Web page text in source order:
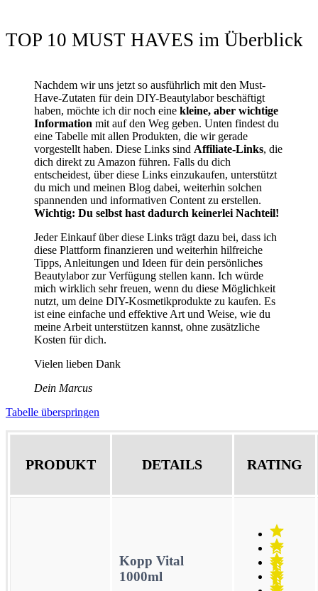
TOP 10 MUST HAVES im Überblick
Nachdem wir uns jetzt so ausführlich mit den Must-
Have-Zutaten für dein DIY-Beautylabor beschäftigt
haben, möchte ich dir noch eine kleine, aber wichtige
Information mit auf den Weg geben. Unten findest du
eine Tabelle mit allen Produkten, die wir gerade
vorgestellt haben. Diese Links sind Affiliate-Links, die
dich direkt zu Amazon führen. Falls du dich
entscheidest, über diese Links einzukaufen, unterstützt
du mich und meinen Blog dabei, weiterhin solchen
spannenden und informativen Content zu erstellen.
Wichtig: Du selbst hast dadurch keinerlei Nachteil!
Jeder Einkauf über diese Links trägt dazu bei, dass ich
diese Plattform finanzieren und weiterhin hilfreiche
Tipps, Anleitungen und Ideen für dein persönliches
Beautylabor zur Verfügung stellen kann. Ich würde
mich wirklich sehr freuen, wenn du diese Möglichkeit
nutzt, um deine DIY-Kosmetikprodukte zu kaufen. Es
ist eine einfache und effektive Art und Weise, wie du
meine Arbeit unterstützen kannst, ohne zusätzliche
Kosten für dich.
Vielen lieben Dank
Dein Marcus
Tabelle überspringen
PRODUKT DETAILS RATING
Kopp Vital
1000ml